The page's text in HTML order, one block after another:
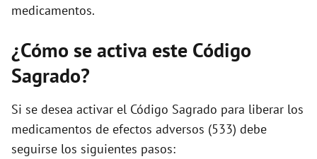
medicamentos.
¿Cómo se activa este Código
Sagrado?
Si se desea activar el Código Sagrado para liberar los
medicamentos de efectos adversos (533) debe
seguirse los siguientes pasos: